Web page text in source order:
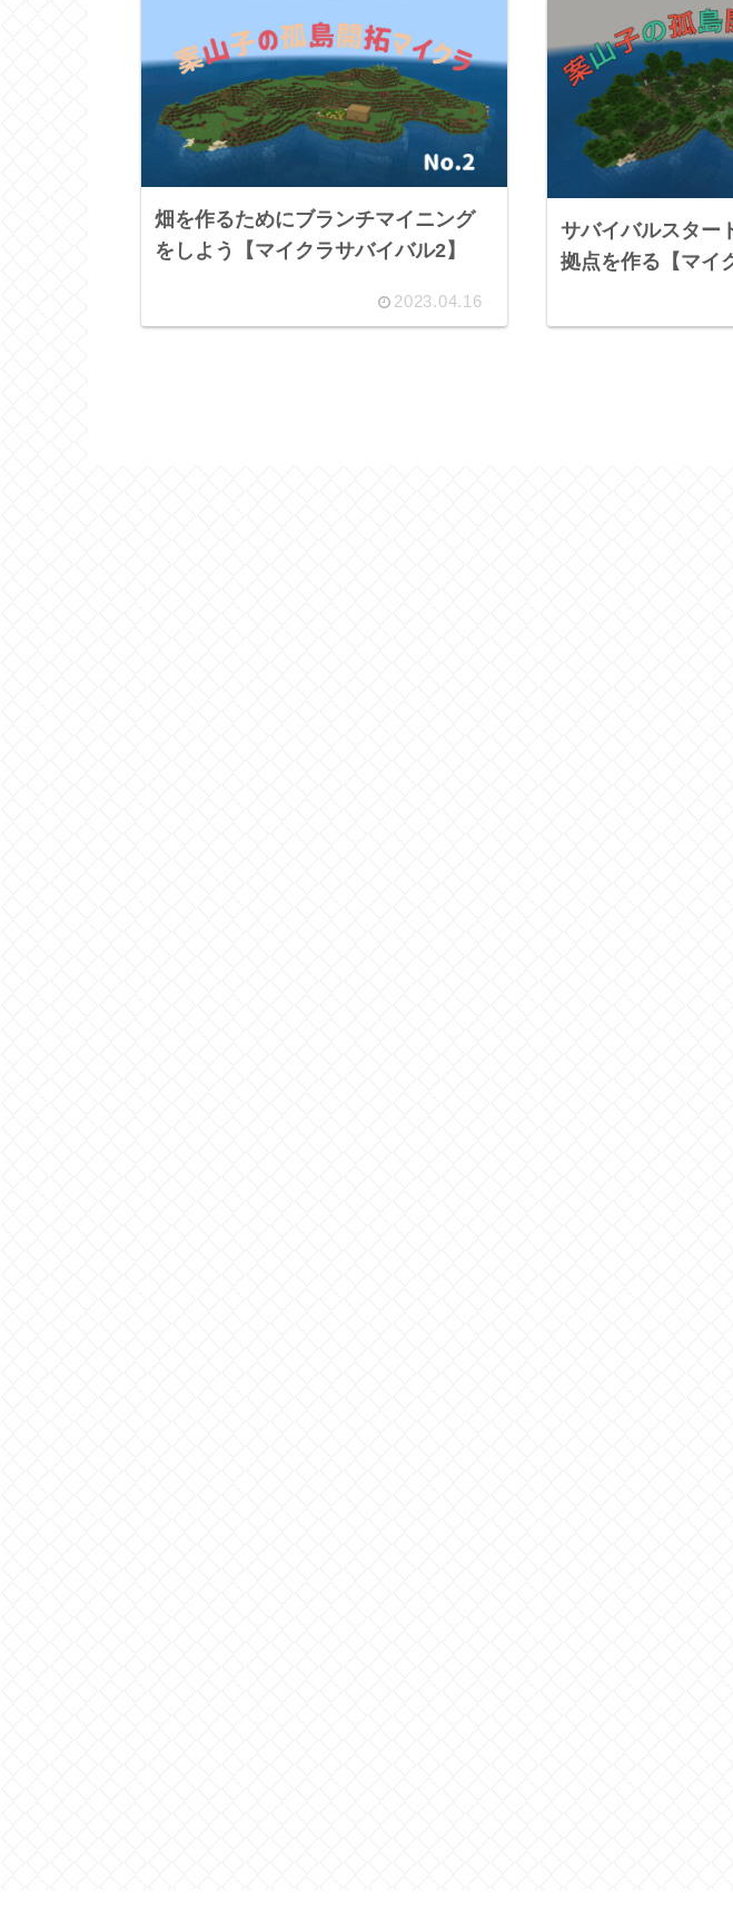
畑を作るためにブランチマイニング
をしよう【マイクラサバイバル2】
2023.04.16
サバイバルスター
拠点を作る【マイ